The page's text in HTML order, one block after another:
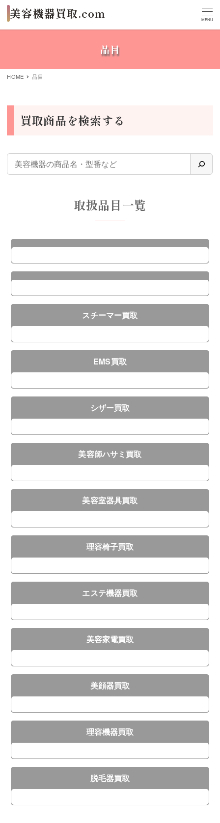
MENU
品目
HOME 品目
買取商品を検索する
取扱品目一覧
スチーマー買取
EMS買取
シザー買取
美容師ハサミ買取
美容室器具買取
理容椅子買取
エステ機器買取
美容家電買取
美顔器買取
理容機器買取
脱毛器買取